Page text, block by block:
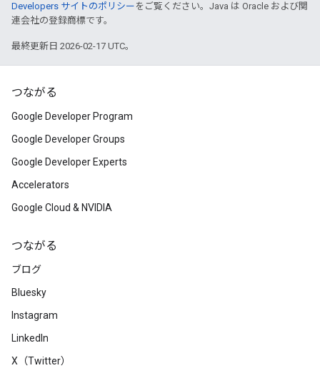
Developers サイトのポリシー をご覧ください。Java は Oracle および関
連会社の登録商標です。
最終更新日 2026-02-17 UTC。
つながる
Google Developer Program
Google Developer Groups
Google Developer Experts
Accelerators
Google Cloud & NVIDIA
つながる
ブログ
Bluesky
Instagram
LinkedIn
X（Twitter）